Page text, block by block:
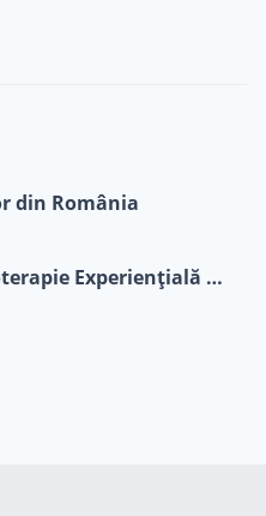
din România
Societatea de Psihoterapie Experiențială Română